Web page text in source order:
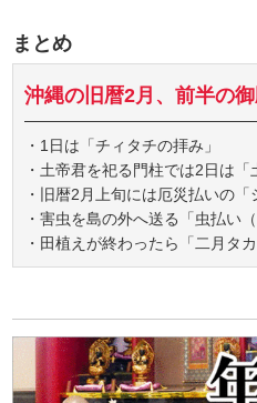
まとめ
沖縄の旧暦2月、前半の
・1日は「チィタチの拝み」
・土帝君を祀る門柱では2日は「
・旧暦2月上旬には厄災払いの「
・害虫を島の外へ送る「虫払い
・田植えが終わったら「二月タ